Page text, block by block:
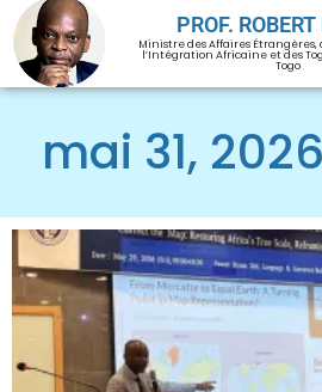
PROF.
Ministre des Affaires Étrangères,
l’Intégration Africaine et des
Togo
mai 31, 2026